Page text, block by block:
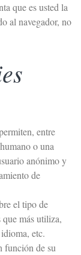
que es usted la
al navegador, no
entre
o una
anónimo y
de
el tipo de
que más utiliza,
etc.
función de su